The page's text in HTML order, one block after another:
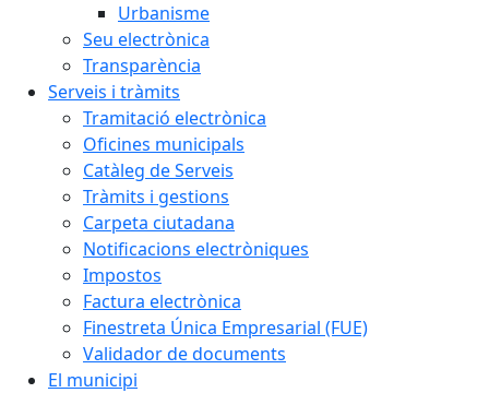
Urbanisme
Seu electrònica
Transparència
Serveis i tràmits
Tramitació electrònica
Oficines municipals
Catàleg de Serveis
Tràmits i gestions
Carpeta ciutadana
Notificacions electròniques
Impostos
Factura electrònica
Finestreta Única Empresarial (FUE)
Validador de documents
El municipi